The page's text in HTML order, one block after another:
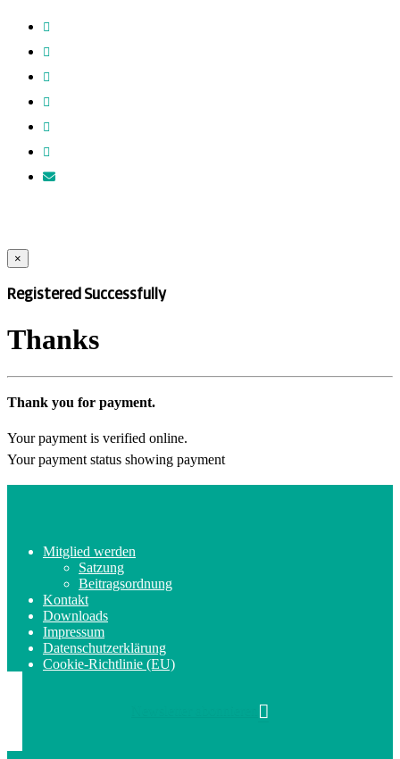
×
Registered Successfully
Thanks
Thank you for payment.
Your payment is verified online.
Your payment status showing payment
Mitglied werden
Satzung
Beitragsordnung
Kontakt
Downloads
Impressum
Datenschutzerklärung
Cookie-Richtlinie (EU)